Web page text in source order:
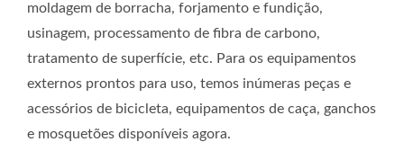
moldagem de borracha, forjamento e fundição,
usinagem, processamento de fibra de carbono,
tratamento de superfície, etc. Para os equipamentos
externos prontos para uso, temos inúmeras peças e
acessórios de bicicleta, equipamentos de caça, ganchos
e mosquetões disponíveis agora.